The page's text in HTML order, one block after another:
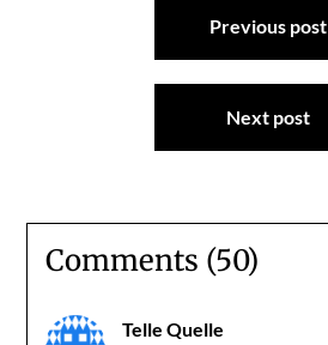
Previous post
Next post
Comments (50)
Telle Quelle